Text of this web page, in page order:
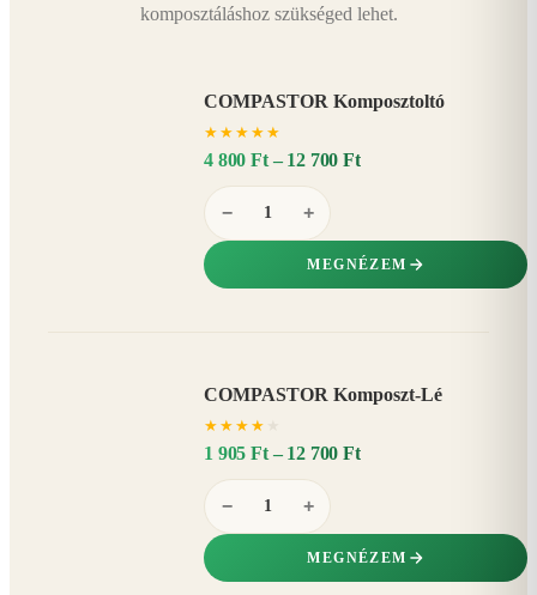
komposztáláshoz szükséged lehet.
COMPASTOR Komposztoltó
★ ★ ★ ★ ★
4 800 Ft – 12 700 Ft
− +
MEGNÉZEM
COMPASTOR Komposzt-Lé
★ ★ ★ ★
1 905 Ft – 12 700 Ft
− +
MEGNÉZEM